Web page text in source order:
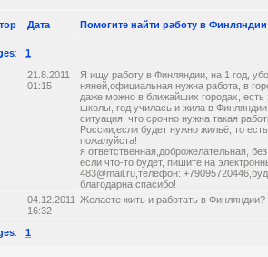
Дата Помогите найти работу в
: 1
21.8.2011
01:15
Я ищу работу в Финляндии, на 1 год,
няней,официальная нужна работа, в
даже можно в ближайших городах, есть
школы, год училась и жила в
ситуация, что срочно нужна такая
России,если будет нужно жильё, то
пожалуйста!
я ответственная,доброжелательная,
если что-то будет, пишите на
483@mail.ru,телефон:
благодарна,спасибо!
04.12.2011
16:32
Желаете жить и работать в
: 1